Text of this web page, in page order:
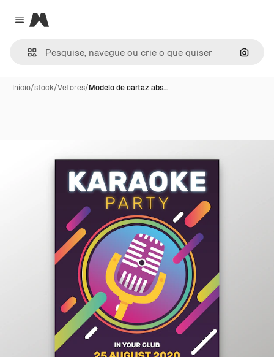
Close menu
Magnific
Início/stock/Vetores/Modelo de cartaz abs…